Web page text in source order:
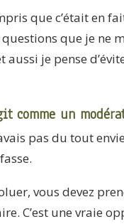
que c’était en
que je ne
je pense
comme un
pas du tout
vous devez
C’est une vraie